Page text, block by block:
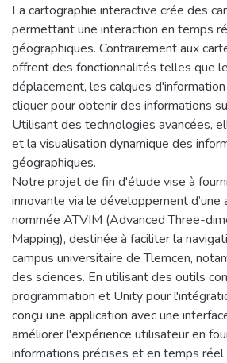
La cartographie interactive crée des
permettant une interaction en temps
géographiques. Contrairement aux
offrent des fonctionnalités telles que
déplacement, les calques
cliquer pour obtenir des informations
Utilisant des technologies avancées,
et la visualisation dynamique des
géographiques.
Notre projet de fin d'étude vise à
innovante via le développement d’une
nommée ATVIM (Advanced Three-
Mapping), destinée à faciliter la
campus universitaire de Tlemcen,
des sciences. En utilisant des outils
programmation et Unity pour
conçu une application avec une
améliorer l'expérience utilisateur en
informations précises et en temps réel.